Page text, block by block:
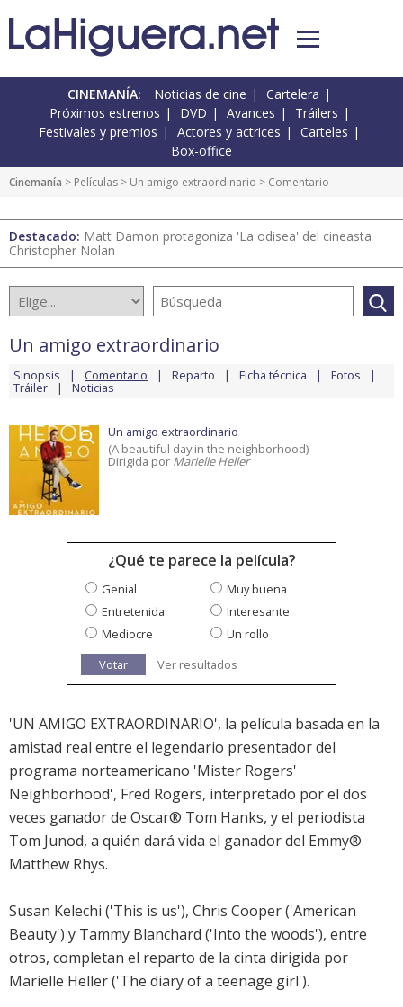
CINEMANÍA: Noticias de cine
Cartelera
Próximos estrenos
DVD Avances
Tráilers
Festivales y premios
Actores y actrices
Carteles
Box-office
Cinemanía > Películas > Un amigo extraordinario > Comentario
Destacado: Matt Damon protagoniza 'La odisea' del cineasta
Christopher Nolan
Un amigo extraordinario
Sinopsis Comentario Reparto Ficha técnica Fotos
Tráiler Noticias
Un amigo extraordinario
(A beautiful day in the neighborhood)
Dirigida por Marielle Heller
¿Qué te parece la película?
Genial
Muy buena
Entretenida
Interesante
Mediocre
Un rollo
Votar
Ver resultados
'UN AMIGO EXTRAORDINARIO', la película basada en la
amistad real entre el legendario presentador del
programa norteamericano 'Mister Rogers'
Neighborhood', Fred Rogers, interpretado por el dos
veces ganador de Oscar® Tom Hanks, y el periodista
Tom Junod, a quién dará vida el ganador del Emmy®
Matthew Rhys.
Susan Kelechi ('This is us'), Chris Cooper ('American
Beauty') y Tammy Blanchard ('Into the woods'), entre
otros, completan el reparto de la cinta dirigida por
Marielle Heller ('The diary of a teenage girl').